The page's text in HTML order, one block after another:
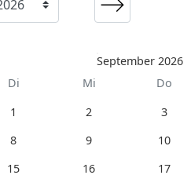
September 2026
Di Mi Do
1 2 3
8 9 10
15 16 17